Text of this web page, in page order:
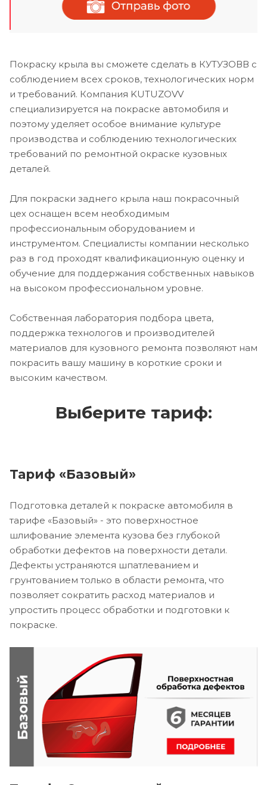
Покраску крыла вы сможете сделать в КУТУЗОВВ с
соблюдением всех сроков, технологических норм
и требований. Компания KUTUZOVV
специализируется на покраске автомобиля и
поэтому уделяет особое внимание культуре
производства и соблюдению технологических
требований по ремонтной окраске кузовных
деталей.
Для покраски заднего крыла наш покрасочный
цех оснащен всем необходимым
профессиональным оборудованием и
инструментом. Специалисты компании несколько
раз в год проходят квалификационную оценку и
обучение для поддержания собственных навыков
на высоком профессиональном уровне.
Собственная лаборатория подбора цвета,
поддержка технологов и производителей
материалов для кузовного ремонта позволяют нам
покрасить вашу машину в короткие сроки и
высоким качеством.
Выберите тариф:
Тариф «Базовый»
Подготовка деталей к покраске автомобиля в
тарифе «Базовый» - это поверхностное
шлифование элемента кузова без глубокой
обработки дефектов на поверхности детали.
Дефекты устраняются шпатлеванием и
грунтованием только в области ремонта, что
позволяет сократить расход материалов и
упростить процесс обработки и подготовки к
покраске.